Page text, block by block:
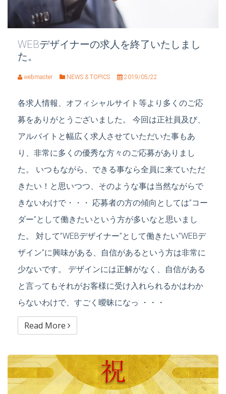
WEBデザイナーの求人を終了いたしまし
た。
webmaster NEWS & TOPICS 2019/05/22
各求人情報、オフィシャルサイト等より多くのご応
募をありがとうございました。 今回は正社員及び、
アルバイトと幅広く求人させていただいた事もあ
り、非常に多くの優秀な方々のご応募がありまし
た。 いつもながら、できる事なら全員に来ていただ
きたい！と思いつつ、そのような事は当然ながらで
きないわけで・・・ 応募者の方の傾向としては”コー
ダー”として働きたいという方が多いなと思いまし
た。 対して”WEBデザイナー”として働きたい”WEBデ
ザイン”に興味がある、自信があるという方は非常に
少ないです。 デザインには正解がなく、自信がある
と言ってもそれがお客様に受け入れられるかはわか
らないわけで、すごく曖昧になっ ・・・
Read More